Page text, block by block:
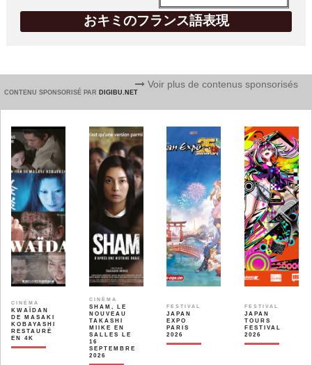
おキミのフランス語表現
CONTENU SPONSORISÉ PAR DIGIBU.NET
Voir plus de contenus sponsorisés
CINÉMA
KWAÏDAN
DE MASAKI
KOBAYASHI
RESTAURÉ
EN 4K
CINÉMA
SHAM, LE
NOUVEAU
TAKASHI
MIIKE EN
SALLES LE
16
SEPTEMBRE
2026
FESTIVAL
JAPAN
EXPO
PARIS
2026
FESTIVAL
JAPAN
TOURS
FESTIVAL
2026